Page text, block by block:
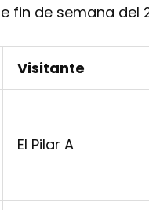
fin de semana del
Visitante
El Pilar A